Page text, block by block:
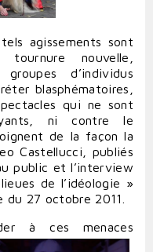
agissements sont
nouvelle,
d’individus
blasphématoires,
qui ne sont
ni contre le
de la façon la
Castellucci, publiés
public et l’interview
de l’idéologie »
du 27 octobre 2011.
à ces menaces